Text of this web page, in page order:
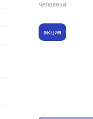
человека
акция